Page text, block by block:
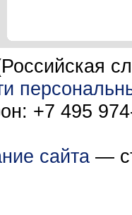
+7 495
сайта —